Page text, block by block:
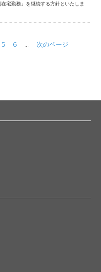
宅勤務」を継続する方針といたしま
5 6 次のページ